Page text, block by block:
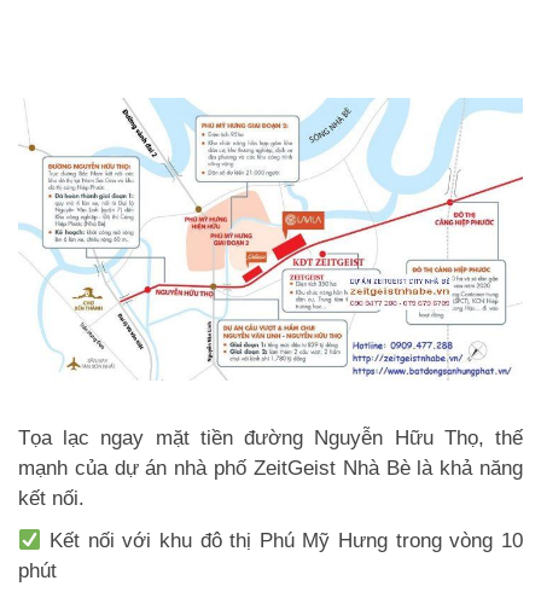
Tọa lạc ngay mặt tiền đường Nguyễn Hữu Thọ, thế
mạnh của dự án nhà phố ZeitGeist Nhà Bè là khả năng
kết nối.
Kết nối với khu đô thị Phú Mỹ Hưng trong vòng 10
phút